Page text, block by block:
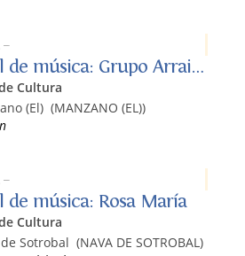
Recital de música: Grupo Arraigo
Cultura
(El) (MANZANO (EL))
de música: Rosa María
Cultura
Sotrobal (NAVA DE SOTROBAL)